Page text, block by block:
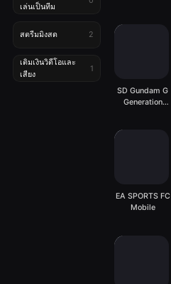
เล่นเป็นทีม
สตรีมมิงสด 2
เติมเงินวิดีโอและ
เสียง
1
SD Gundam G
Generation
EA SPORTS FC
Mobile